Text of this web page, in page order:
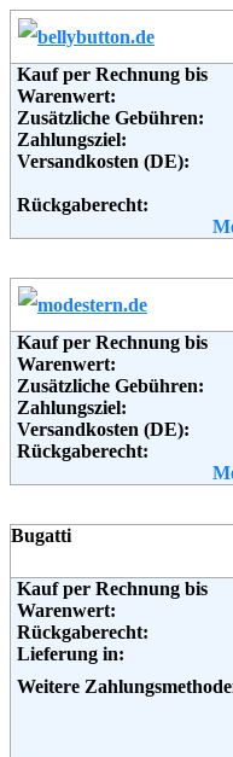
Informationen:
Soziale Kanäle:
Kauf per Rechnung bis
Warenwert:
Zusätzliche Gebühren:
Zahlungsziel:
Versandkosten (DE):
Rückgaberecht:
Weitere
Adresse:
Telefon:
Weiterführende
Informationen:
Kauf per Rechnung bis
Warenwert:
Zusätzliche Gebühren:
Zahlungsziel:
Versandkosten (DE):
Rückgaberecht:
Weitere
Adresse:
Telefon:
Bugatti
Kauf per Rechnung bis
Warenwert:
Rückgaberecht:
Lieferung in:
Weitere